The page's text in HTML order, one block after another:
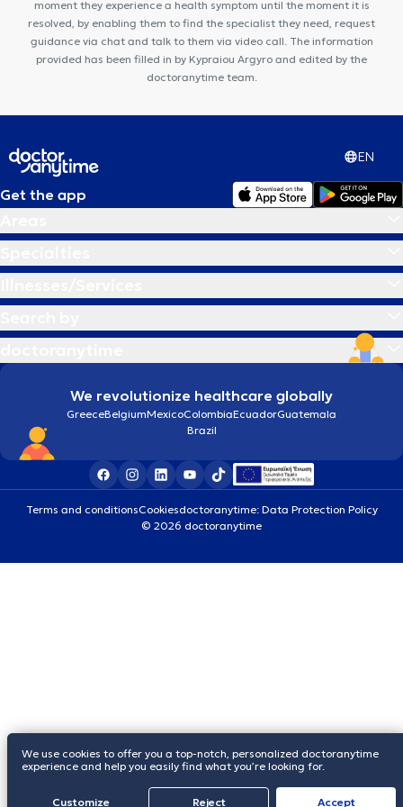
moment they experience a health symptom until the moment it is
resolved, by enabling them to find the specialist they need, request
guidance via chat and talk to them via video call. The information
provided has been filled in by Kypraiou Argyro and edited by the
doctoranytime team.
EN
Get the app
We revolutionize healthcare globally
GreeceBelgiumMexicoColombiaEcuadorGuatemala
Brazil
Terms and conditionsCookiesdoctoranytime: Data Protection Policy
© 2026 doctoranytime
We use cookies to offer you a top-notch, personalized doctoranytime
experience and help you easily find what you’re looking for.
Customize Reject Accept